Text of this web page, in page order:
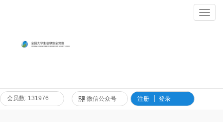
会员数: 131976 微信公众号 注册 登录